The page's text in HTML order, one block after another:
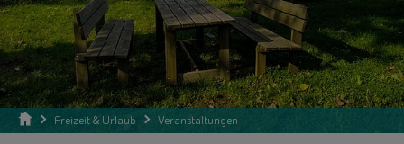
Freizeit & Urlaub Veranstaltungen